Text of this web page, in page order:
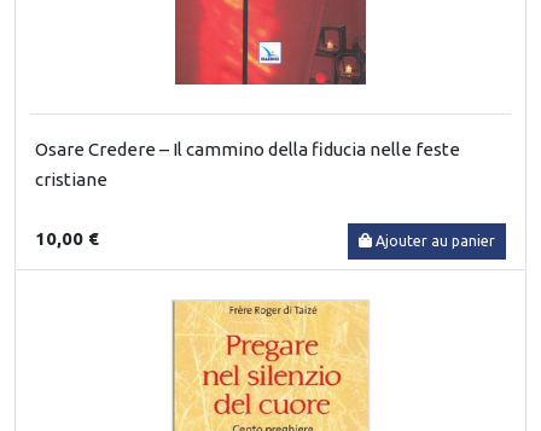
Osare Credere – Il cammino della fiducia nelle feste
cristiane
10,00 € Ajouter au panier